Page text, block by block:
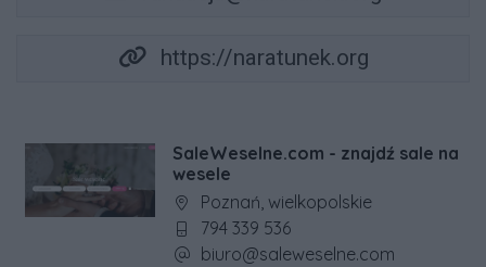
https://naratunek.org
SaleWeselne.com - znajdź sale na
wesele
Adres firmy:
Poznań, wielkopolskie
Numer telefonu firmy:
794 339 536
Adres e-mail firmy:
biuro@saleweselne.com